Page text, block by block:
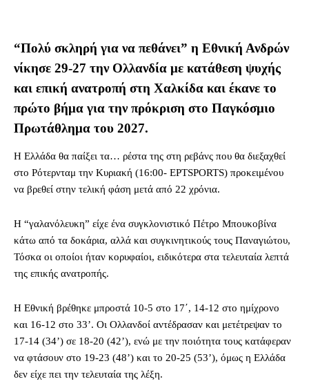
“Πολύ σκληρή για να πεθάνει” η Εθνική Ανδρών
νίκησε 29-27 την Ολλανδία με κατάθεση ψυχής
και επική ανατροπή στη Χαλκίδα και έκανε το
πρώτο βήμα για την πρόκριση στο Παγκόσμιο
Πρωτάθλημα του 2027.
Η Ελλάδα θα παίξει τα… ρέστα της στη ρεβάνς που θα διεξαχθεί
στο Ρότερνταμ την Κυριακή (16:00- ΕΡΤSPORTS) προκειμένου
να βρεθεί στην τελική φάση μετά από 22 χρόνια.
Η “γαλανόλευκη” είχε ένα συγκλονιστικό Πέτρο Μπουκοβίνα
κάτω από τα δοκάρια, αλλά και συγκινητικούς τους Παναγιώτου,
Τόσκα οι οποίοι ήταν κορυφαίοι, ειδικότερα στα τελευταία λεπτά
της επικής ανατροπής.
Η Εθνική βρέθηκε μπροστά 10-5 στο 17΄, 14-12 στο ημίχρονο
και 16-12 στο 33’. Οι Ολλανδοί αντέδρασαν και μετέτρεψαν το
17-14 (34’) σε 18-20 (42’), ενώ με την ποιότητα τους κατάφεραν
να φτάσουν στο 19-23 (48’) και το 20-25 (53’), όμως η Ελλάδα
δεν είχε πει την τελευταία της λέξη.